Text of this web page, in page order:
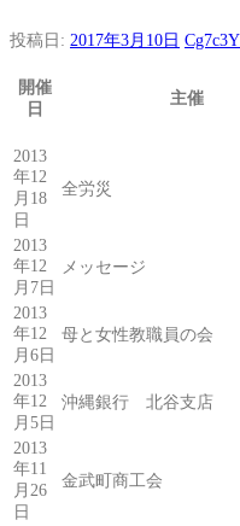
投稿日: 2017年3月10日
開催
日
主催
2013
年12
月18
日
全労災
2013
年12
月7日
メッセージ
2013
年12
月6日
母と女性教職員の会
2013
年12
月5日
沖縄銀行 北谷支店
2013
年11
月26
日
金武町商工会